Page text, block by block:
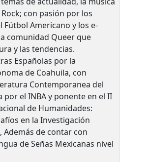
con pasión por los
Americano y los e-
comunidad Queer que
y las tendencias.
Españolas por la
de Coahuila, con
Contemporanea del
por el INBA y ponente en el II
de Humanidades:
en la Investigación
de contar con
de Señas Mexicanas nivel